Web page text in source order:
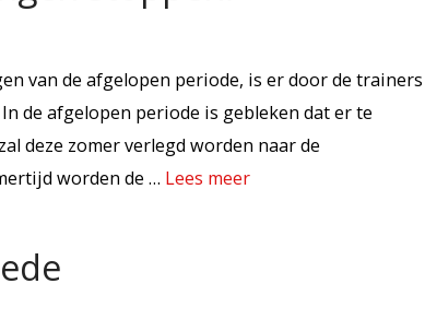
van de afgelopen periode, is er door de trainers
de afgelopen periode is gebleken dat er te
deze zomer verlegd worden naar de
worden de … Lees meer